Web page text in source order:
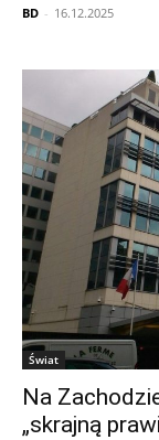
BD - 16.12.2025
Świat
Na
„skrajną